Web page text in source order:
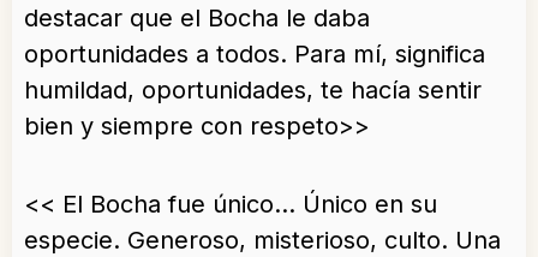
destacar que el Bocha le daba
oportunidades a todos. Para mí, significa
humildad, oportunidades, te hacía sentir
bien y siempre con respeto>>
<< El Bocha fue único… Único en su
especie. Generoso, misterioso, culto. Una